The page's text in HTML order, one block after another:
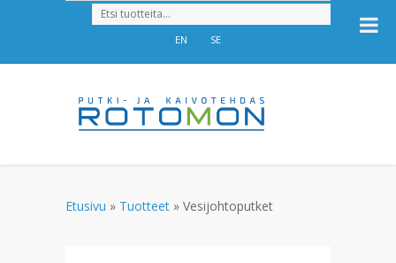
EN SE
Etusivu » Tuotteet » Vesijohtoputket